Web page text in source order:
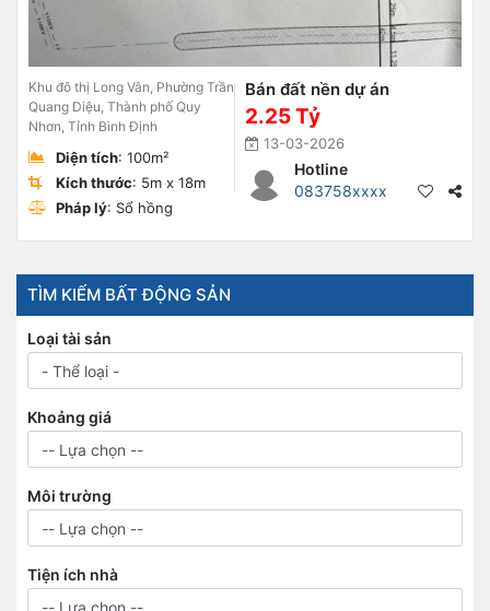
Khu đô thị Long Vân, Phường Trần
Quang Diệu, Thành phố Quy
Nhơn, Tỉnh Bình Định
Diện tích: 100m²
Kích thước: 5m x 18m
Pháp lý: Sổ hồng
Bán đất nền dự án
2.25 Tỷ
13-03-2026
Hotline
083758xxxx
TÌM KIẾM BẤT ĐỘNG SẢN
Loại tài sản
Khoảng giá
Môi trường
Tiện ích nhà